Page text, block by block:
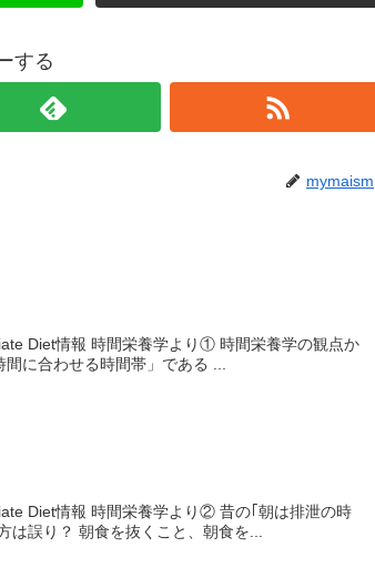
する
mymaism
Diet情報 時間栄養学より① 時間栄養学の観点か
に合わせる時間帯」である ...
Diet情報 時間栄養学より② 昔の｢朝は排泄の時
は誤り？ 朝食を抜くこと、朝食を...